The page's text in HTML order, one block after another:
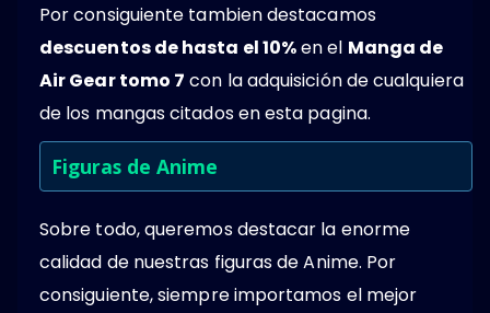
Por consiguiente tambien destacamos
descuentos de hasta el 10%en el Manga de
Air Gear tomo 7 con la adquisición de cualquiera
de los mangas citados en esta pagina.
Figuras de Anime
Sobre todo, queremos destacar la enorme
calidad de nuestras figuras de Anime. Por
consiguiente, siempre importamos el mejor